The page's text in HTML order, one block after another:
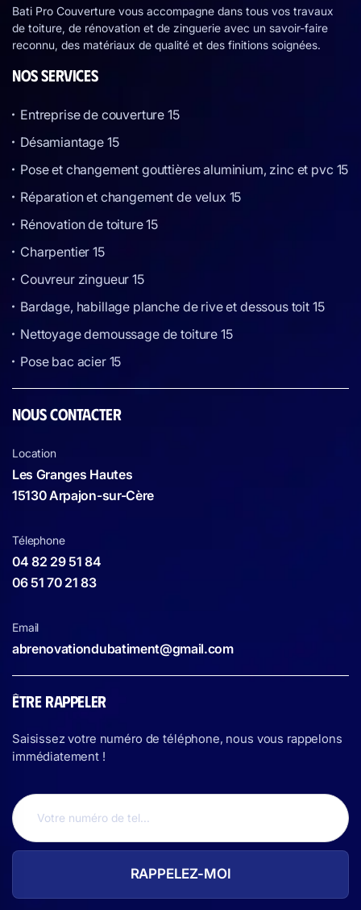
Bati Pro Couverture vous accompagne dans tous vos travaux
de toiture, de rénovation et de zinguerie avec un savoir-faire
reconnu, des matériaux de qualité et des finitions soignées.
NOS SERVICES
Entreprise de couverture 15
Désamiantage 15
Pose et changement gouttières aluminium, zinc et pvc 15
Réparation et changement de velux 15
Rénovation de toiture 15
Charpentier 15
Couvreur zingueur 15
Bardage, habillage planche de rive et dessous toit 15
Nettoyage demoussage de toiture 15
Pose bac acier 15
NOUS CONTACTER
Location
Les Granges Hautes
15130 Arpajon-sur-Cère
Télephone
04 82 29 51 84
06 51 70 21 83
Email
abrenovationdubatiment@gmail.com
ÊTRE RAPPELER
Saisissez votre numéro de téléphone, nous vous rappelons
immédiatement !